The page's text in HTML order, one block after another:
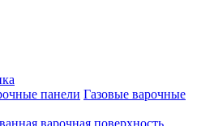
Газовые варочные